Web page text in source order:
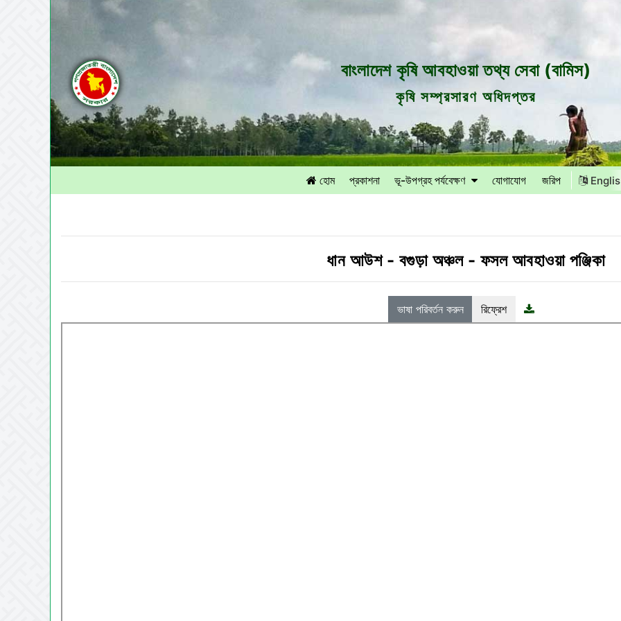
বাংলাদেশ কৃষি আবহাওয়া তথ্য সেবা (বামিস)
কৃষি সম্প্রসারণ অধিদপ্তর
হোম প্রকাশনা ভূ-উপগ্রহ পর্যবেক্ষণ যোগাযোগ জরিপ
ধান আউশ - বগুড়া অঞ্চল- ফসল আবহাওয়া পঞ্জিকা
ভাষা পরিবর্তন করুন রিফ্রেশ